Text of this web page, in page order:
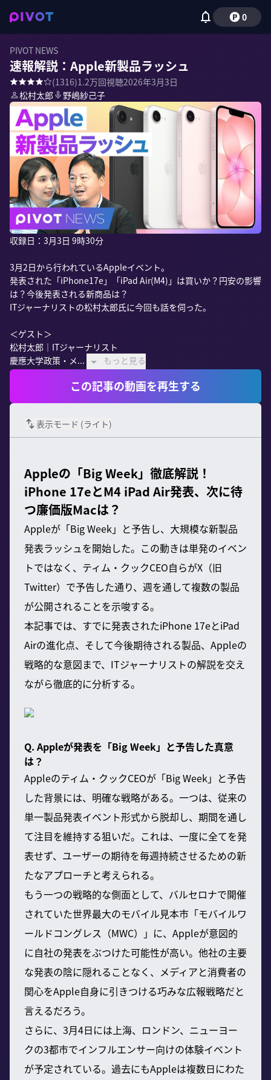
0
PIVOT NEWS
速報解説：Apple新製品ラッシュ
(1316)1.2万回視聴2026年3月3日
松村太郎
野嶋紗己子
収録日：3月3日 9時30分
3月2日から行われているAppleイベント。
発表された「iPhone17e」「iPad Air(M4)」は買いか？円安の影響
は？今後発表される新商品は？
ITジャーナリストの松村太郎氏に今回も話を伺った。
＜ゲスト＞
松村太郎｜ITジャーナリスト
慶應大学政策・メ...
もっと見る
この記事の動画を再生する
表示モード (ライト)
Appleの「Big Week」徹底解説！
iPhone 17eとM4 iPad Air発表、次に待
つ廉価版Macは？
Appleが「Big Week」と予告し、大規模な新製品
発表ラッシュを開始した。この動きは単発のイベン
トではなく、ティム・クックCEO自らがX（旧
Twitter）で予告した通り、週を通して複数の製品
が公開されることを示唆する。
本記事では、すでに発表されたiPhone 17eとiPad
Airの進化点、そして今後期待される製品、Appleの
戦略的な意図まで、ITジャーナリストの解説を交え
ながら徹底的に分析する。
Q. Appleが発表を「Big Week」と予告した真意
は？
Appleのティム・クックCEOが「Big Week」と予告
した背景には、明確な戦略がある。一つは、従来の
単一製品発表イベント形式から脱却し、期間を通し
て注目を維持する狙いだ。これは、一度に全てを発
表せず、ユーザーの期待を毎週持続させるための新
たなアプローチと考えられる。
もう一つの戦略的な側面として、バルセロナで開催
されていた世界最大のモバイル見本市「モバイルワ
ールドコングレス（MWC）」に、Appleが意図的
に自社の発表をぶつけた可能性が高い。他社の主要
な発表の陰に隠れることなく、メディアと消費者の
関心をApple自身に引きつける巧みな広報戦略だと
言えるだろう。
さらに、3月4日には上海、ロンドン、ニューヨー
クの3都市でインフルエンサー向けの体験イベント
が予定されている。過去にもAppleは複数日にわた